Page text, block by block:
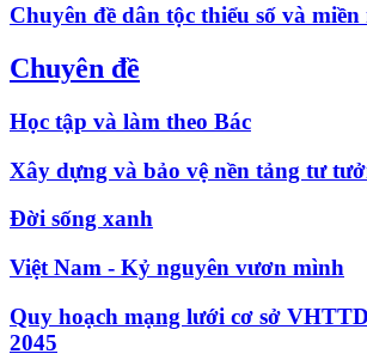
Chuyên đề dân tộc thiểu số và miền
Chuyên đề
Học tập và làm theo Bác
Xây dựng và bảo vệ nền tảng tư
Đời sống xanh
Việt Nam - Kỷ nguyên vươn mình
Quy hoạch mạng lưới cơ sở
2045